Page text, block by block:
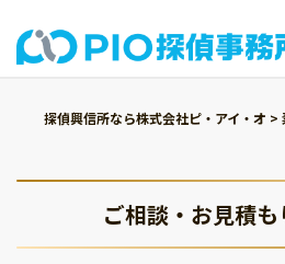
探偵興信所なら株式会社ピ・アイ・オ >
ご相談・お見積